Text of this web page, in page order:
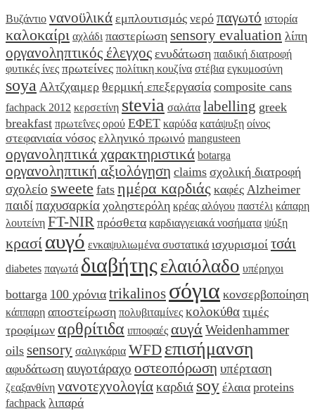
Βυζάντιο νανοϋλικά εμπλουτισμός νερό παγωτό ιστορία
καλοκαίρι αχλάδι παστερίωση sensory evaluation λίπη
οργανοληπτικός έλεγχος ενυδάτωση παιδική διατροφή
φυτικές ίνες πρωτείνες πολίτικη κουζίνα στέβια εγκυμοσύνη
soya Αλτζχαιμερ θερμική επεξεργασία composite cans
fachpack 2012 κερσετίνη stevia σαλάτα labelling greek
breakfast πρωτεΐνες ορού ΕΦΕΤ καρύδα κατάψυξη οίνος
στεφανιαία νόσος ελληνικό πρωινό mangusteen
οργανοληπτικά χαρακτηριστικά botarga
οργανοληπτική αξιολόγηση claims σχολική διατροφή
σχολείο sweete fats ημέρα καρδιάς καφές Alzheimer
παιδίπαχυσαρκία χοληστερόλη κρέας αλόγου παστέλι κάπαρη
λουτείνη FT-NIR πρόσθετα καρδιαγγειακά νοσήματα ψύξη
κρασί αυγό ενκαψυλιωμένα συστατικά ισχυρισμοί τσάι
diabetes παγωτά διαβήτηςελαιόλαδο υπέρηχοι
bottarga 100 χρόνια trikalinos σόγια κονσερβοποίηση
κάππαρη αποστείρωση πολυβιταμίνες κολοκύθα τιμές
τροφίμων αρθρίτιδα ιπποφαές αυγά Weidenhammer
oils sensory σαλιγκάρια WFD επισήμανση
αφυδάτωση αυγοτάραχο οστεοπόρωση υπέρταση
ζεαξανθίνη νανοτεχνολογίακαρδιά soy έλαια proteins
fachpack λιπαρά